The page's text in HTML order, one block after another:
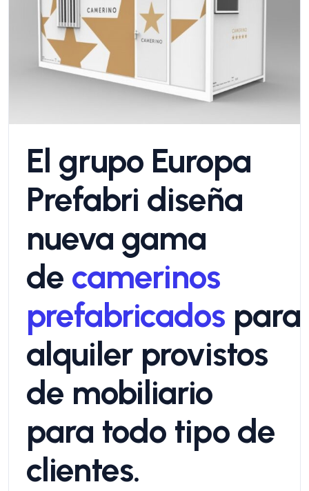
El grupo Europa
Prefabri diseña
nueva gama
de camerinos
prefabricados para
alquiler provistos
de mobiliario
para todo tipo de
clientes.